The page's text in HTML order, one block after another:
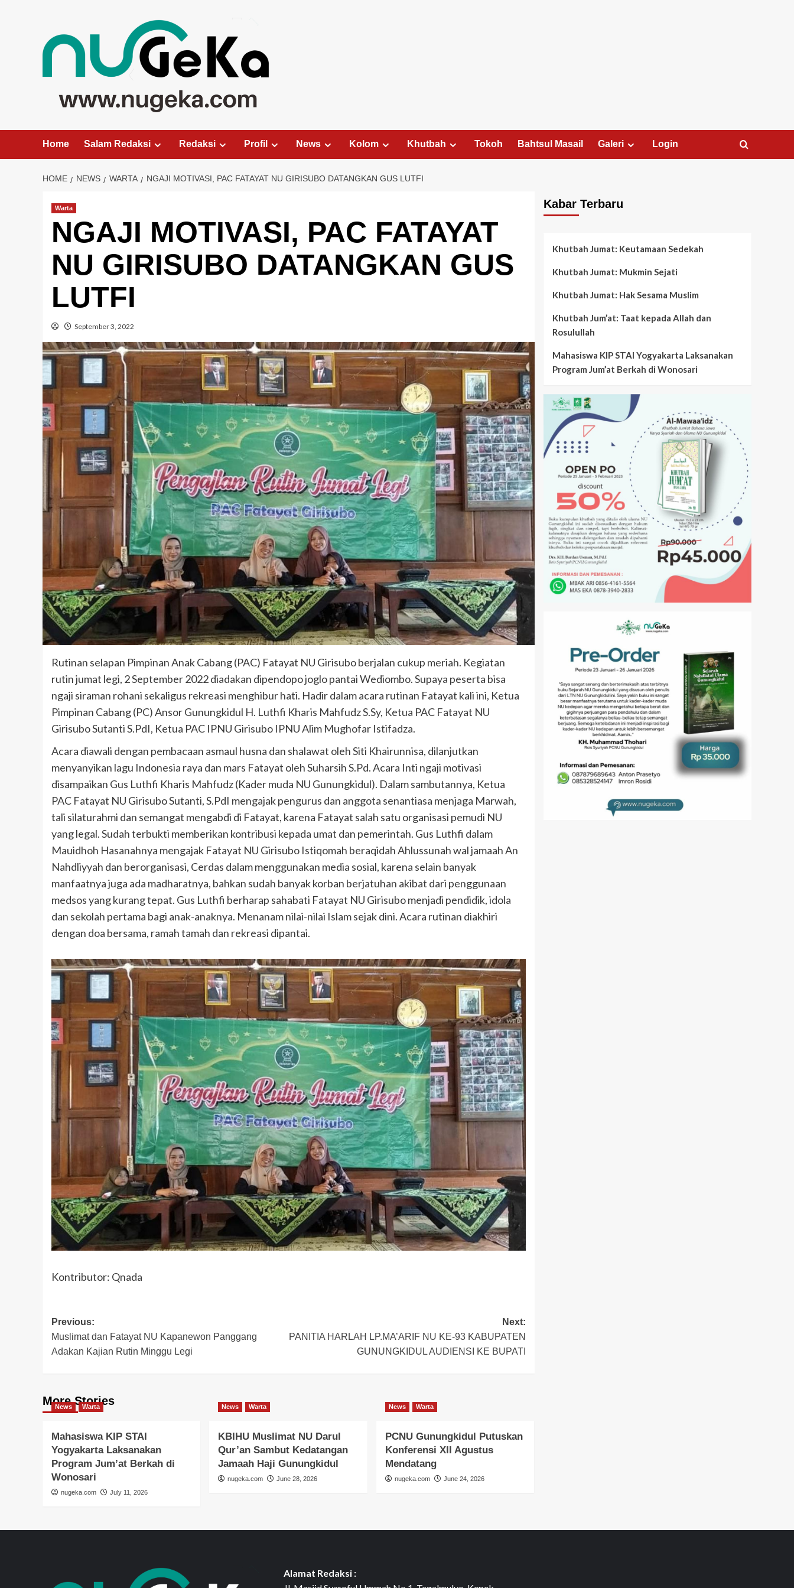
Home Salam Redaksi Redaksi Profil News Kolom Khutbah Tokoh Bahtsul Masail Galeri Login
HOME NEWS WARTA NGAJI MOTIVASI, PAC FATAYAT NU GIRISUBO DATANGKAN GUS LUTFI
Warta
NGAJI MOTIVASI, PAC FATAYAT
NU GIRISUBO DATANGKAN GUS
LUTFI
September 3, 2022
Rutinan selapan Pimpinan Anak Cabang (PAC) Fatayat NU Girisubo berjalan cukup meriah. Kegiatan
rutin jumat legi, 2 September 2022 diadakan dipendopo joglo pantai Wediombo. Supaya peserta bisa
ngaji siraman rohani sekaligus rekreasi menghibur hati. Hadir dalam acara rutinan Fatayat kali ini, Ketua
Pimpinan Cabang (PC) Ansor Gunungkidul H. Luthfi Kharis Mahfudz S.Sy, Ketua PAC Fatayat NU
Girisubo Sutanti S.PdI, Ketua PAC IPNU Girisubo IPNU Alim Mughofar Istifadza.
Acara diawali dengan pembacaan asmaul husna dan shalawat oleh Siti Khairunnisa, dilanjutkan
menyanyikan lagu Indonesia raya dan mars Fatayat oleh Suharsih S.Pd. Acara Inti ngaji motivasi
disampaikan Gus Luthfi Kharis Mahfudz (Kader muda NU Gunungkidul). Dalam sambutannya, Ketua
PAC Fatayat NU Girisubo Sutanti, S.PdI mengajak pengurus dan anggota senantiasa menjaga Marwah,
tali silaturahmi dan semangat mengabdi di Fatayat, karena Fatayat salah satu organisasi pemudi NU
yang legal. Sudah terbukti memberikan kontribusi kepada umat dan pemerintah. Gus Luthfi dalam
Mauidhoh Hasanahnya mengajak Fatayat NU Girisubo Istiqomah beraqidah Ahlussunah wal jamaah An
Nahdliyyah dan berorganisasi, Cerdas dalam menggunakan media sosial, karena selain banyak
manfaatnya juga ada madharatnya, bahkan sudah banyak korban berjatuhan akibat dari penggunaan
medsos yang kurang tepat. Gus Luthfi berharap sahabati Fatayat NU Girisubo menjadi pendidik, idola
dan sekolah pertama bagi anak-anaknya. Menanam nilai-nilai Islam sejak dini. Acara rutinan diakhiri
dengan doa bersama, ramah tamah dan rekreasi dipantai.
Kontributor: Qnada
Post
navigation
Previous:
Muslimat dan Fatayat NU Kapanewon Panggang
Adakan Kajian Rutin Minggu Legi
Next:
PANITIA HARLAH LP.MA’ARIF NU KE-93 KABUPATEN
GUNUNGKIDUL AUDIENSI KE BUPATI
More Stories
News Warta
Mahasiswa KIP STAI
Yogyakarta Laksanakan
Program Jum’at Berkah di
Wonosari
nugeka.com July 11, 2026
News Warta
KBIHU Muslimat NU Darul
Qur’an Sambut Kedatangan
Jamaah Haji Gunungkidul
nugeka.com June 28, 2026
News Warta
PCNU Gunungkidul Putuskan
Konferensi XII Agustus
Mendatang
nugeka.com June 24, 2026
Kabar Terbaru
Khutbah Jumat: Keutamaan Sedekah
Khutbah Jumat: Mukmin Sejati
Khutbah Jumat: Hak Sesama Muslim
Khutbah Jum’at: Taat kepada Allah dan
Rosulullah
Mahasiswa KIP STAI Yogyakarta Laksanakan
Program Jum’at Berkah di Wonosari
Alamat Redaksi :